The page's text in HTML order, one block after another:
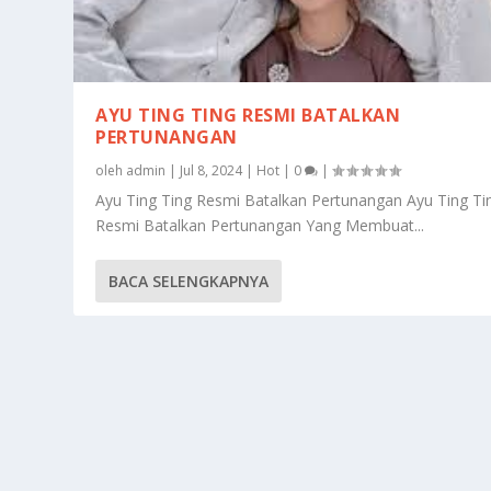
AYU TING TING RESMI BATALKAN
PERTUNANGAN
oleh admin | Jul 8, 2024| Hot | 0 |
Ayu Ting Ting Resmi Batalkan Pertunangan Ayu Ting
Resmi Batalkan Pertunangan Yang Membuat...
BACA SELENGKAPNYA